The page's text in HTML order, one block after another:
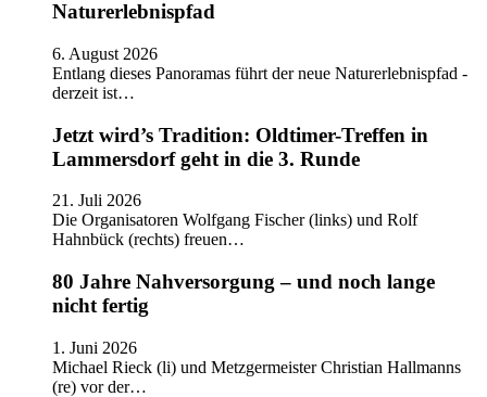
Naturerlebnispfad
6. August 2026
Entlang dieses Panoramas führt der neue Naturerlebnispfad -
derzeit ist…
Jetzt wird’s Tradition: Oldtimer-Treffen in
Lammersdorf geht in die 3. Runde
21. Juli 2026
Die Organisatoren Wolfgang Fischer (links) und Rolf
Hahnbück (rechts) freuen…
80 Jahre Nahversorgung – und noch lange
nicht fertig
1. Juni 2026
Michael Rieck (li) und Metzgermeister Christian Hallmanns
(re) vor der…